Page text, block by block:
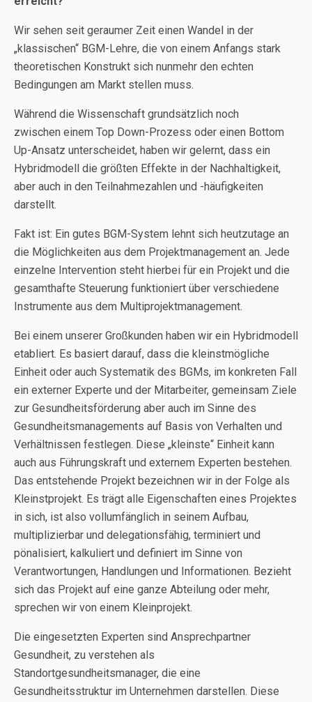
Wir sehen seit geraumer Zeit einen Wandel in der
„klassischen“ BGM-Lehre, die von einem Anfangs stark
theoretischen Konstrukt sich nunmehr den echten
Bedingungen am Markt stellen muss.
Während die Wissenschaft grundsätzlich noch
zwischen einem Top Down-Prozess oder einen Bottom
Up-Ansatz unterscheidet, haben wir gelernt, dass ein
Hybridmodell die größten Effekte in der Nachhaltigkeit,
aber auch in den Teilnahmezahlen und -häufigkeiten
darstellt.
Fakt ist: Ein gutes BGM-System lehnt sich heutzutage an
die Möglichkeiten aus dem Projektmanagement an. Jede
einzelne Intervention steht hierbei für ein Projekt und die
gesamthafte Steuerung funktioniert über verschiedene
Instrumente aus dem Multiprojektmanagement.
Bei einem unserer Großkunden haben wir ein Hybridmodell
etabliert. Es basiert darauf, dass die kleinstmögliche
Einheit oder auch Systematik des BGMs, im konkreten Fall
ein externer Experte und der Mitarbeiter, gemeinsam Ziele
zur Gesundheitsförderung aber auch im Sinne des
Gesundheitsmanagements auf Basis von Verhalten und
Verhältnissen festlegen. Diese „kleinste“ Einheit kann
auch aus Führungskraft und externem Experten bestehen.
Das entstehende Projekt bezeichnen wir in der Folge als
Kleinstprojekt. Es trägt alle Eigenschaften eines Projektes
in sich, ist also vollumfänglich in seinem Aufbau,
multiplizierbar und delegationsfähig, terminiert und
pönalisiert, kalkuliert und definiert im Sinne von
Verantwortungen, Handlungen und Informationen. Bezieht
sich das Projekt auf eine ganze Abteilung oder mehr,
sprechen wir von einem Kleinprojekt.
Die eingesetzten Experten sind Ansprechpartner
Gesundheit, zu verstehen als
Standortgesundheitsmanager, die eine
Gesundheitsstruktur im Unternehmen darstellen. Diese